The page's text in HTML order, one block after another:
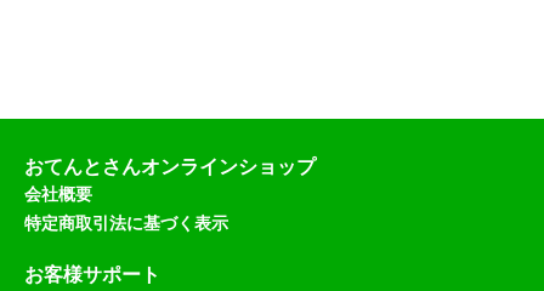
おてんとさんオンラインショップ
会社概要
特定商取引法に基づく表示
お客様サポート